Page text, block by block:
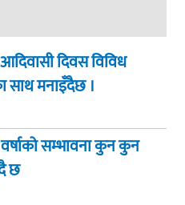
दिवस विविध
साथ मनाइँदैछ ।
सम्भावना कुन कुन
छ